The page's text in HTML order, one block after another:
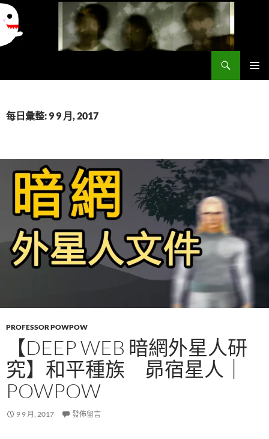
要
每日彙整: 9 9 月, 2017
PROFESSOR POWPOW
【DEEP WEB 暗網外星人研
究】和平種族 昴宿星人｜
POWPOW
9 9 月, 2017 發佈留言